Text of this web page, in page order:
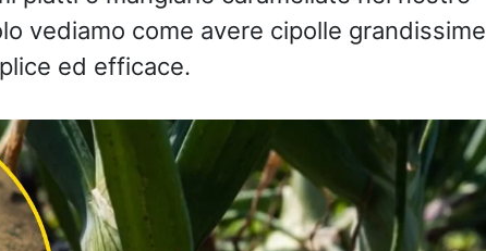
vediamo come avere cipolle grandissime
ed efficace.